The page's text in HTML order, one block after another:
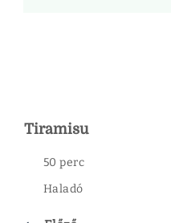
Tiramisu
50 perc
Haladó